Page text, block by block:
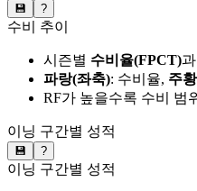
💾 ?
수비 추이
시즌별 수비율(FPCT)과
파랑(좌축): 수비율, 주
RF가 높을수록 수비 범
이닝 구간별 성적
💾 ?
이닝 구간별 성적